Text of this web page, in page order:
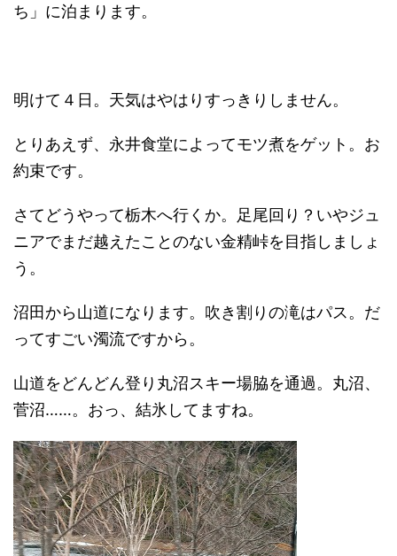
ち」に泊まります。
明けて４日。天気はやはりすっきりしません。
とりあえず、永井食堂によってモツ煮をゲット。お
約束です。
さてどうやって栃木へ行くか。足尾回り？いやジュ
ニアでまだ越えたことのない金精峠を目指しましょ
う。
沼田から山道になります。吹き割りの滝はパス。だ
ってすごい濁流ですから。
山道をどんどん登り丸沼スキー場脇を通過。丸沼、
菅沼……。おっ、結氷してますね。